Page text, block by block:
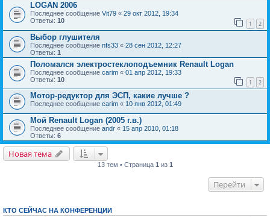
LOGAN 2006
Последнее сообщение Vit79 « 29 окт 2012, 19:34
Ответы: 10 1 2
Выбор глушителя
Последнее сообщение nfs33 « 28 сен 2012, 12:27
Ответы: 1
Поломался электростеклоподъемник Renault Logan
Последнее сообщение carim « 01 апр 2012, 19:33
Ответы: 10 1 2
Мотор-редуктор для ЭСП, какие лучше ?
Последнее сообщение carim « 10 янв 2012, 01:49
Мой Renault Logan (2005 г.в.)
Последнее сообщение andr « 15 апр 2010, 01:18
Ответы: 6
Новая тема
13 тем • Страница 1 из 1
Перейти
КТО СЕЙЧАС НА КОНФЕРЕНЦИИ